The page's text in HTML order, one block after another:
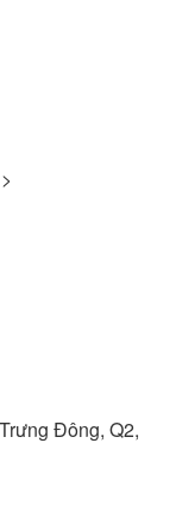
Đông, Q2,